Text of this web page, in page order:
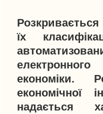
їх
економіки.
економічної
надається